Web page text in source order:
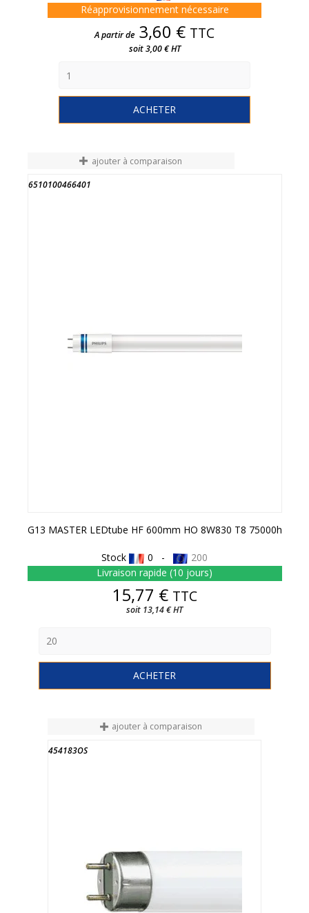
Réapprovisionnement nécessaire
Prix
A partir de 3,60 € TTC
soit 3,00 € HT
ACHETER
ajouter à comparaison
6510100466401
G13 MASTER LEDtube HF 600mm HO 8W830 T8 75000h
Stock 0 -
200
Livraison rapide (10 jours)
Prix
15,77 € TTC
soit 13,14 € HT
ACHETER
ajouter à comparaison
454183OS